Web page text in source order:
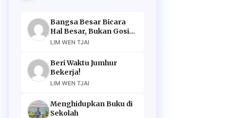
Bangsa Besar Bicara
Hal Besar, Bukan Gosip
Murahan
LIM WEN TJAI
Beri Waktu Jumhur
Bekerja!
LIM WEN TJAI
Menghidupkan Buku di
Sekolah